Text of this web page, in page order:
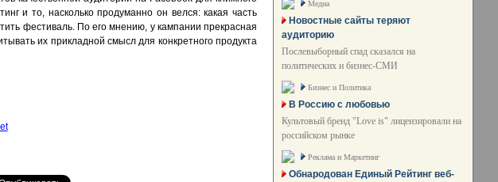
и то, насколько продуманно он велся: какая часть
фестиваль. По его мнению, у кампании прекрасная
их прикладной смысл для конкретного продукта
Медиа
Новостные сайты теряют
аудиторию
Послевыборный спад сказался на
политических и бизнес-СМИ
Бизнес и Политика
В Россию с любовью
Культовый бренд "Love is" лицензировали на
российском рынке
Реклама и Маркетинг
Обнародован Единый Рейтинг веб-